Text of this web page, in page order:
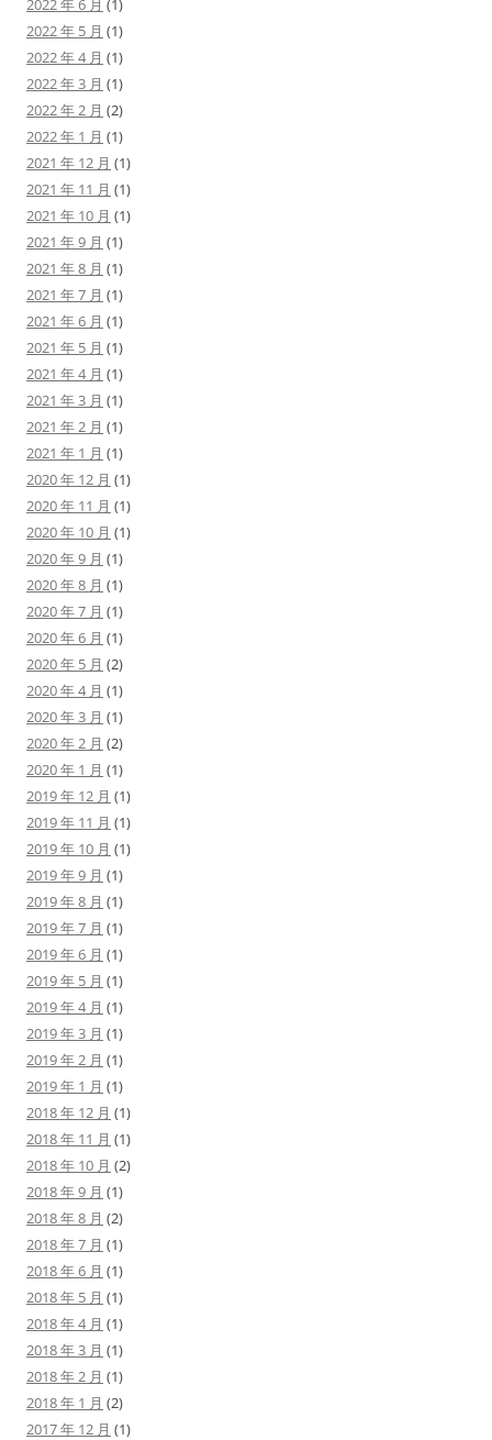
2022 年 6 月 (1)
2022 年 5 月 (1)
2022 年 4 月 (1)
2022 年 3 月 (1)
2022 年 2 月 (2)
2022 年 1 月 (1)
2021 年 12 月 (1)
2021 年 11 月 (1)
2021 年 10 月 (1)
2021 年 9 月 (1)
2021 年 8 月 (1)
2021 年 7 月 (1)
2021 年 6 月 (1)
2021 年 5 月 (1)
2021 年 4 月 (1)
2021 年 3 月 (1)
2021 年 2 月 (1)
2021 年 1 月 (1)
2020 年 12 月 (1)
2020 年 11 月 (1)
2020 年 10 月 (1)
2020 年 9 月 (1)
2020 年 8 月 (1)
2020 年 7 月 (1)
2020 年 6 月 (1)
2020 年 5 月 (2)
2020 年 4 月 (1)
2020 年 3 月 (1)
2020 年 2 月 (2)
2020 年 1 月 (1)
2019 年 12 月 (1)
2019 年 11 月 (1)
2019 年 10 月 (1)
2019 年 9 月 (1)
2019 年 8 月 (1)
2019 年 7 月 (1)
2019 年 6 月 (1)
2019 年 5 月 (1)
2019 年 4 月 (1)
2019 年 3 月 (1)
2019 年 2 月 (1)
2019 年 1 月 (1)
2018 年 12 月 (1)
2018 年 11 月 (1)
2018 年 10 月 (2)
2018 年 9 月 (1)
2018 年 8 月 (2)
2018 年 7 月 (1)
2018 年 6 月 (1)
2018 年 5 月 (1)
2018 年 4 月 (1)
2018 年 3 月 (1)
2018 年 2 月 (1)
2018 年 1 月 (2)
2017 年 12 月 (1)